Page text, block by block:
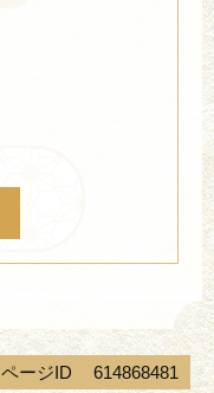
ページID 614868481